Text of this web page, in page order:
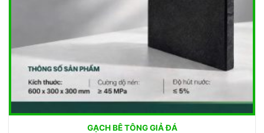
GẠCH BÊ TÔNG GIẢ ĐÁ